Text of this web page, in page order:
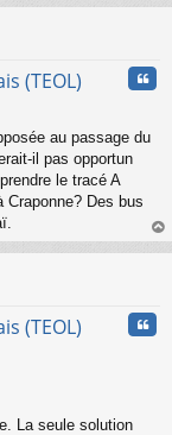
(TEOL)
au passage du
il pas opportun
le tracé A
Des bus
au
(TEOL)
La seule solution